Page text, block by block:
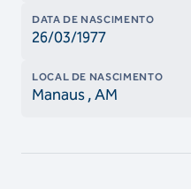
DATA DE NASCIMENTO
26/03/1977
LOCAL DE NASCIMENTO
Manaus, AM